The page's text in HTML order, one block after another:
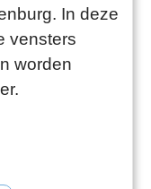
In deze
vensters
worden